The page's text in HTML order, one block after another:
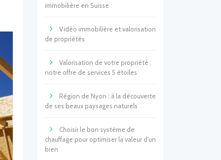
immobilière en Suisse
Vidéo immobilière et valorisation
de propriétés
Valorisation de votre propriété :
notre offre de services 5 étoiles
Région de Nyon : à la découverte
de ses beaux paysages naturels
Choisir le bon système de
chauffage pour optimiser la valeur d’un
bien